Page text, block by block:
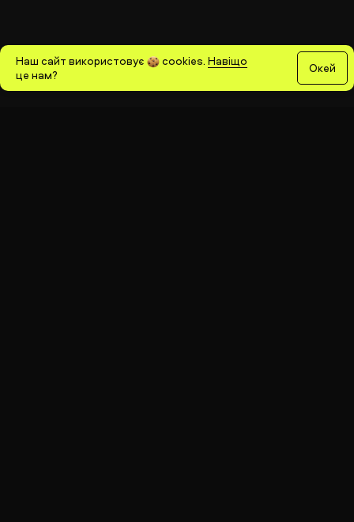
Наш сайт використовує cookies. Навіщо
це нам?
Окей